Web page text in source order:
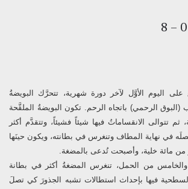
على اليوم الأوَّل لآخر دورة شهرية، تتحرَّك البويضةُ
(البوق الرحمي) باتجاه الرحم. تكون البويضةُ الملقَّحة
ثم تتوالى الانقساماتُ فيها شيئاً فشيئاً، وتتقدَّم أكثر
في نهاية المطاف وتنغرس في بطانته، ويكون حينَها
من مائة خلية، وأصبحت تُدعى بالمضغة.
والخامس من الحمل، تنغرس المضغةُ أكثر في بطانة
السطحية فيها بإحداث استطالات تشبه الجذورَ كي تصلَ